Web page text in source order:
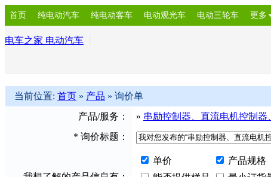
首页 纯电动汽车 纯电动客车 电动观光车 电动三轮车 更多
电车之家 电动汽车
当前位置: 首页 » 产品 » 询价单
产品/服务：
» 串励控制器、直流电机控制
* 询价标题：
单价 产品规格